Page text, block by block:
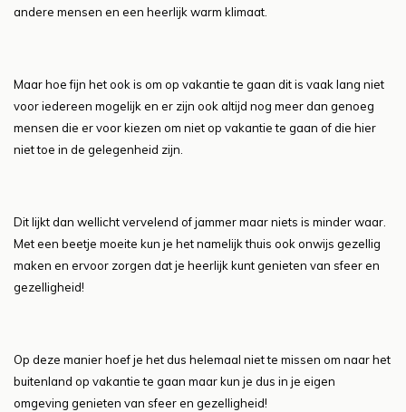
andere mensen en een heerlijk warm klimaat.
Maar hoe fijn het ook is om op vakantie te gaan dit is vaak lang niet
voor iedereen mogelijk en er zijn ook altijd nog meer dan genoeg
mensen die er voor kiezen om niet op vakantie te gaan of die hier
niet toe in de gelegenheid zijn.
Dit lijkt dan wellicht vervelend of jammer maar niets is minder waar.
Met een beetje moeite kun je het namelijk thuis ook onwijs gezellig
maken en ervoor zorgen dat je heerlijk kunt genieten van sfeer en
gezelligheid!
Op deze manier hoef je het dus helemaal niet te missen om naar het
buitenland op vakantie te gaan maar kun je dus in je eigen
omgeving genieten van sfeer en gezelligheid!